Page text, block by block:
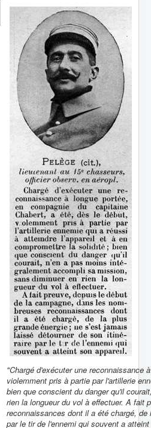
"Chargé d'exécuter une reconnaissance
violemment pris à partie par l'artillerie
bien que conscient du danger qu'il
rien la longueur du vol à effectuer. A fait
reconnaissances dont il a été chargé,
par le tir de l'ennemi qui souvent a